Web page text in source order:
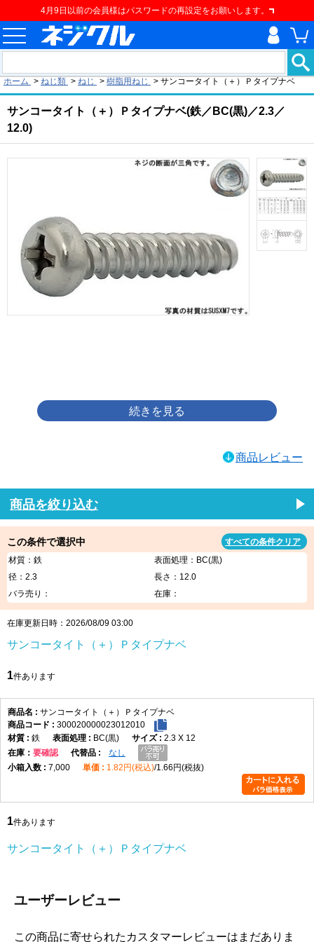
4月9日以前の会員様はパスワードの再設定をお願いします。
ホーム > ねじ類 > ねじ > 樹脂用ねじ > サンコータイト（＋）Ｐタイプナベ
サンコータイト（＋）Ｐタイプナベ(鉄／BC(黒)／2.3／
12.0)
商品レビュー
商品を絞り込む
この条件で選択中
すべての条件クリア
材質：鉄
表面処理：BC(黒)
径：2.3
長さ：12.0
バラ売り：
在庫：
在庫更新日時：2026/08/09 03:00
サンコータイト（＋）Ｐタイプナベ
1件あります
サンコータイト（＋）Ｐタイプナベ
300020000023012010
鉄
BC(黒)
2.3 X 12
在庫
要確認
なし
7,000
1.82円(税込) 1.66円(税抜)
1件あります
サンコータイト（＋）Ｐタイプナベ
ユーザーレビュー
この商品に寄せられたカスタマーレビューはまだありま